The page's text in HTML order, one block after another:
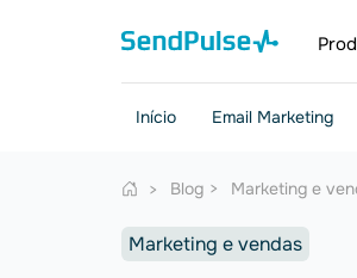
Início Email Marketing
Blog Marketing e
Marketing e vendas